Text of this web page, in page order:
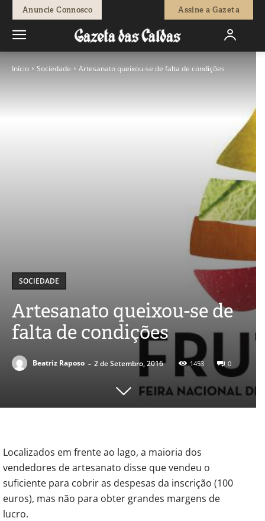
Anuncie Connosco Assine a Gazeta
Início Sociedade Artesanato queixou-se de falta de condições
SOCIEDADE
Artesanato queixou-se de
falta de condições
Beatriz Raposo - 2 de Setembro, 2016 1453 0
Localizados em frente ao lago, a maioria dos
vendedores de artesanato disse que vendeu o
suficiente para cobrir as despesas da inscrição (100
euros), mas não para obter grandes margens de
lucro.